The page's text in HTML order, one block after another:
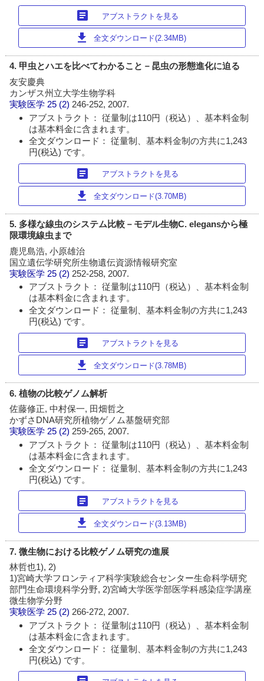
article アブストラクトを見る
download 全文ダウンロード(2.34MB)
4. 甲虫とハエを比べてわかること－昆虫の形態進化に迫る
友安慶典
カンザス州立大学生物学科
実験医学 25 (2) 246-252, 2007.
アブストラクト： 従量制は110円（税込）、基本料金制
は基本料金に含まれます。
全文ダウンロード： 従量制、基本料金制の方共に1,243
円(税込) です。
article アブストラクトを見る
download 全文ダウンロード(3.70MB)
5. 多様な線虫のシステム比較－モデル生物C. elegansから極
限環境線虫まで
鹿児島浩, 小原雄治
国立遺伝学研究所生物遺伝資源情報研究室
実験医学 25 (2) 252-258, 2007.
アブストラクト： 従量制は110円（税込）、基本料金制
は基本料金に含まれます。
全文ダウンロード： 従量制、基本料金制の方共に1,243
円(税込) です。
article アブストラクトを見る
download 全文ダウンロード(3.78MB)
6. 植物の比較ゲノム解析
佐藤修正, 中村保一, 田畑哲之
かずさDNA研究所植物ゲノム基盤研究部
実験医学 25 (2) 259-265, 2007.
アブストラクト： 従量制は110円（税込）、基本料金制
は基本料金に含まれます。
全文ダウンロード： 従量制、基本料金制の方共に1,243
円(税込) です。
article アブストラクトを見る
download 全文ダウンロード(3.13MB)
7. 微生物における比較ゲノム研究の進展
林哲也1), 2)
1)宮崎大学フロンティア科学実験総合センター生命科学研究
部門生命環境科学分野, 2)宮崎大学医学部医学科感染症学講座
微生物学分野
実験医学 25 (2) 266-272, 2007.
アブストラクト： 従量制は110円（税込）、基本料金制
は基本料金に含まれます。
全文ダウンロード： 従量制、基本料金制の方共に1,243
円(税込) です。